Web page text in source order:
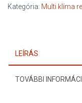
3,5
Kategória: Multi klíma
LEÍRÁS
TOVÁBBI